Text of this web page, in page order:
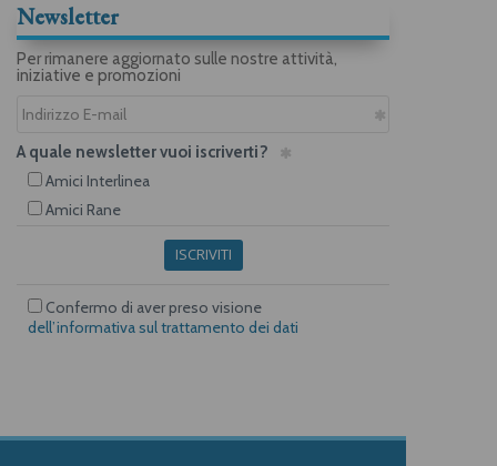
Newsletter
Per rimanere aggiornato sulle nostre attività,
iniziative e promozioni
A quale newsletter vuoi iscriverti?
Amici Interlinea
Amici Rane
ISCRIVITI
Confermo di aver preso visione
dell’informativa sul trattamento dei dati